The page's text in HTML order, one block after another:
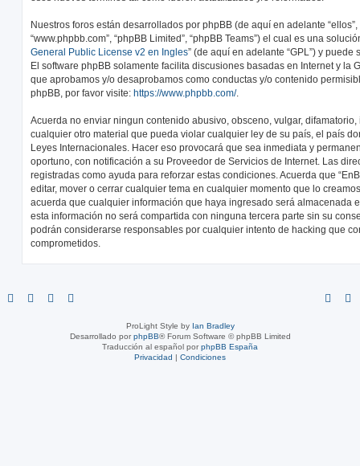
Nuestros foros están desarrollados por phpBB (de aquí en adelante “ellos”,
“www.phpbb.com”, “phpBB Limited”, “phpBB Teams”) el cual es una
General Public License v2 en Ingles” (de aquí en adelante “GPL”) y
El software phpBB solamente facilita discusiones basadas en Internet y la
que aprobamos y/o desaprobamos como conductas y/o contenido
phpBB, por favor visite: https://www.phpbb.com/.
Acuerda no enviar ningun contenido abusivo, obsceno, vulgar,
cualquier otro material que pueda violar cualquier ley de su país, el país
Leyes Internacionales. Hacer eso provocará que sea inmediata y
oportuno, con notificación a su Proveedor de Servicios de Internet. Las
registradas como ayuda para reforzar estas condiciones. Acuerda que
editar, mover o cerrar cualquier tema en cualquier momento que lo
acuerda que cualquier información que haya ingresado será almacenada
esta información no será compartida con ninguna tercera parte sin su
podrán considerarse responsables por cualquier intento de hacking que
comprometidos.
ProLight Style by Ian Bradley
Desarrollado porphpBB® Forum Software © phpBB Limited
Traducción al español porphpBB España
Privacidad | Condiciones